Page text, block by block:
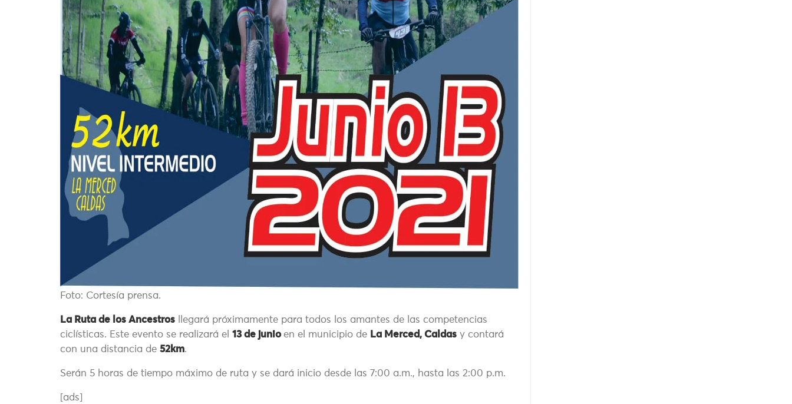
Foto: Cortesía prensa.
La Ruta de los Ancestros llegará próximamente para todos los amantes de las competencias
ciclísticas. Este evento se realizará el 13 de junioen el municipio de La Merced, Caldas y contará
con una distancia de 52km.
Serán 5 horas de tiempo máximo de ruta y se dará inicio desde las 7:00 a.m., hasta las 2:00 p.m.
[ads]